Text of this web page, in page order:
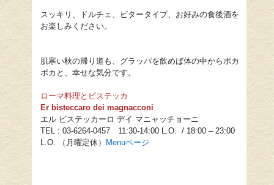
スッキリ、ドルチェ、ビタータイプ、お好みの食後酒を
お楽しみください。
肌寒い秋の帰り道も、グラッパを飲めば体の中からポカ
ポカと、幸せな気分です。
ローマ料理とビステッカ
Er bisteccaro dei magnacconi
エル ビステッカーロ デイ マニャッチョーニ
TEL : 03-6264-0457 11:30-14:00 L.O. / 18:00 – 23:00
L.O. （月曜定休） Menuページ